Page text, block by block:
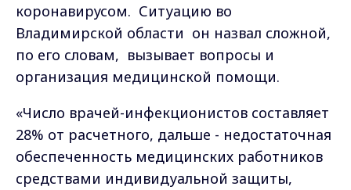
коронавирусом. Ситуацию во
Владимирской области он назвал сложной,
по его словам, вызывает вопросы и
организация медицинской помощи.
«Число врачей-инфекционистов составляет
28% от расчетного, дальше - недостаточная
обеспеченность медицинских работников
средствами индивидуальной защиты,